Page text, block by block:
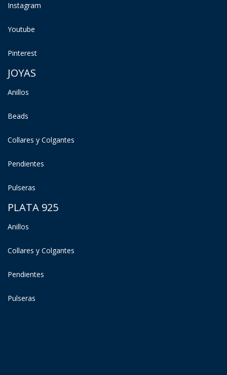
Instagram
Youtube
Pinterest
JOYAS
Anillos
Beads
Collares y Colgantes
Pendientes
Pulseras
PLATA 925
Anillos
Collares y Colgantes
Pendientes
Pulseras